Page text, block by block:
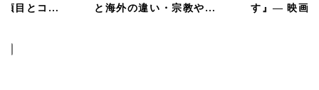
目とコツ
と海外の違い・宗教や仕
す』― 映画